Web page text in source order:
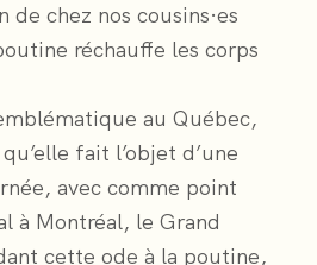
chez nos cousins·es
réchauffe les corps
au Québec,
fait l’objet d’une
avec comme point
à Montréal, le Grand
cette ode à la poutine,